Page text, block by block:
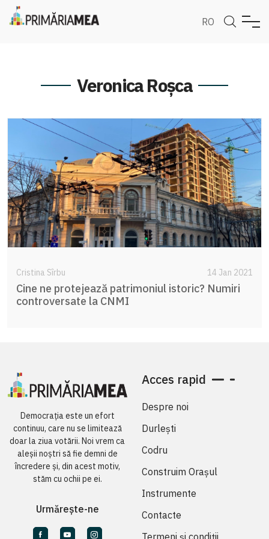
RO
Veronica Roșca
Cristina Sîrbu 14 Jan 2021
Cine ne protejează patrimoniul istoric? Numiri
controversate la CNMI
Democrația este un efort
continuu, care nu se limitează
doar la ziua votării. Noi vrem ca
aleșii noștri să fie demni de
încredere și, din acest motiv,
stăm cu ochii pe ei.
Urmărește-ne
Acces rapid
Despre noi
Durlești
Codru
Construim Orașul
Instrumente
Contacte
Termeni și condiții